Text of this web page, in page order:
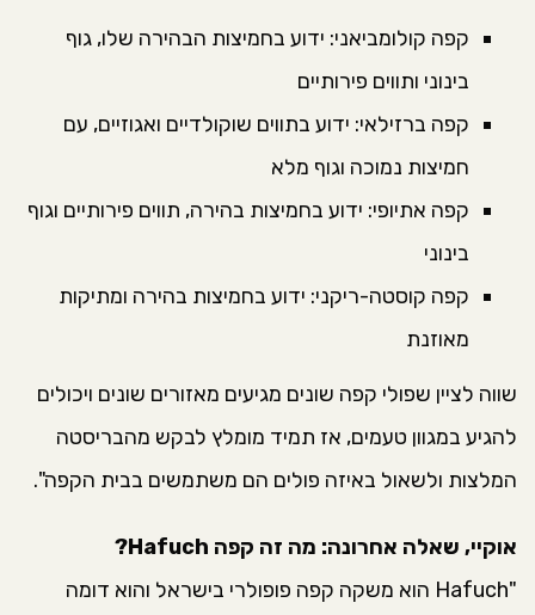
קפה קולומביאני: ידוע בחמיצות הבהירה שלו, גוף
בינוני ותווים פירותיים
קפה ברזילאי: ידוע בתווים שוקולדיים ואגוזיים, עם
חמיצות נמוכה וגוף מלא
קפה אתיופי: ידוע בחמיצות בהירה, תווים פירותיים וגוף
בינוני
קפה קוסטה-ריקני: ידוע בחמיצות בהירה ומתיקות
מאוזנת
שווה לציין שפולי קפה שונים מגיעים מאזורים שונים ויכולים
להגיע במגוון טעמים, אז תמיד מומלץ לבקש מהבריסטה
המלצות ולשאול באיזה פולים הם משתמשים בבית הקפה".
אוקיי, שאלה אחרונה: מה זה קפה Hafuch?
"Hafuch הוא משקה קפה פופולרי בישראל והוא דומה